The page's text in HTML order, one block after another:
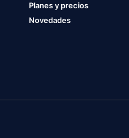
Planes y precios
Novedades